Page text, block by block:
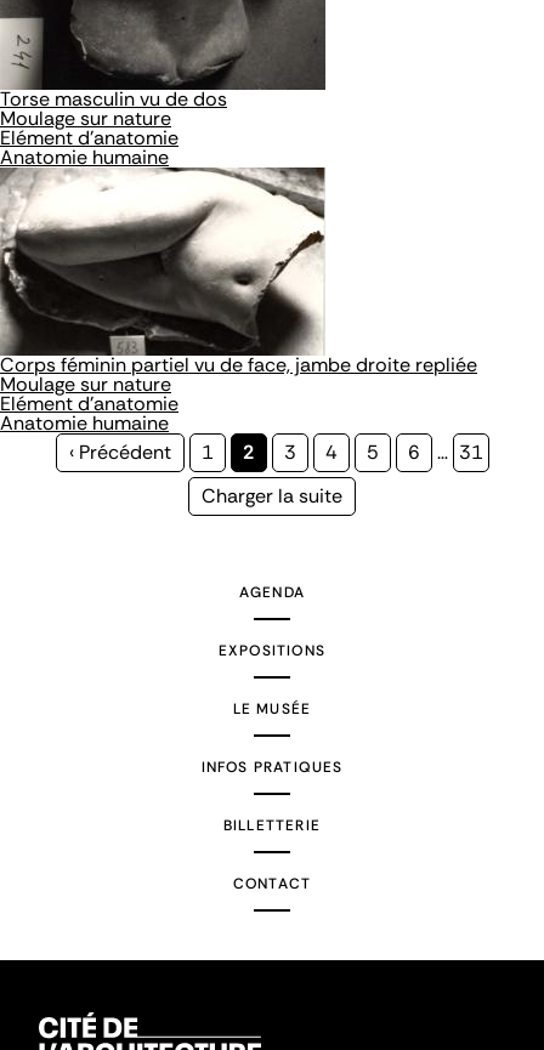
Torse masculin vu de dos
Moulage sur nature
Elément d'anatomie
Anatomie humaine
Corps féminin partiel vu de face, jambe droite repliée
Moulage sur nature
Elément d'anatomie
Anatomie humaine
Page
‹ Précédent Page
1
Page
courante
2 Page
3 Page
4 Page
5 Page
6 … Page
31
Page
Charger la suite
AGENDA
EXPOSITIONS
LE MUSÉE
INFOS PRATIQUES
BILLETTERIE
CONTACT